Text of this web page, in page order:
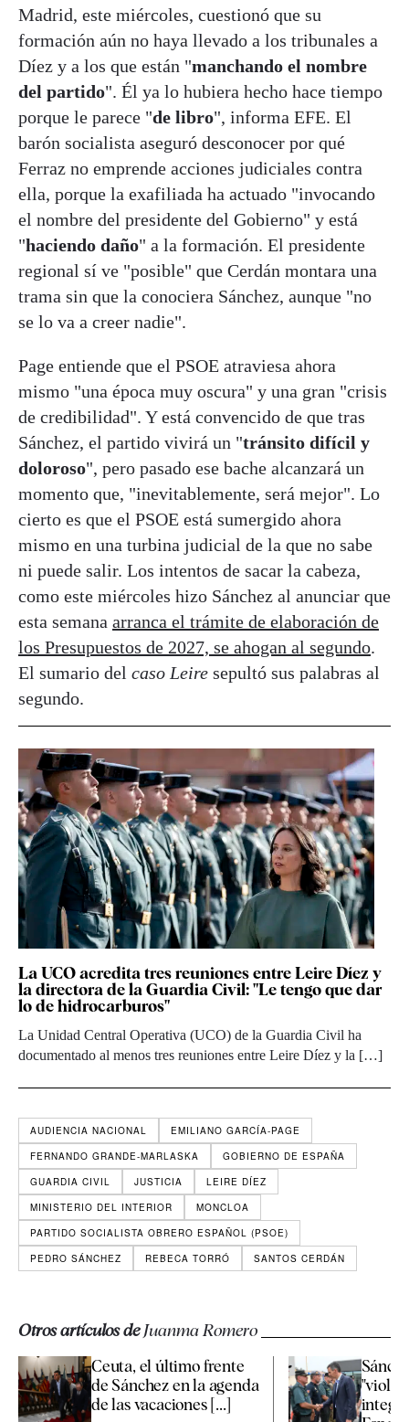
Madrid, este miércoles, cuestionó que su
formación aún no haya llevado a los tribunales a
Díez y a los que están "manchando el nombre
del partido". Él ya lo hubiera hecho hace tiempo
porque le parece "de libro", informa EFE. El
barón socialista aseguró desconocer por qué
Ferraz no emprende acciones judiciales contra
ella, porque la exafiliada ha actuado "invocando
el nombre del presidente del Gobierno" y está
"haciendo daño" a la formación. El presidente
regional sí ve "posible" que Cerdán montara una
trama sin que la conociera Sánchez, aunque "no
se lo va a creer nadie".
Page entiende que el PSOE atraviesa ahora
mismo "una época muy oscura" y una gran "crisis
de credibilidad". Y está convencido de que tras
Sánchez, el partido vivirá un "tránsito difícil y
doloroso", pero pasado ese bache alcanzará un
momento que, "inevitablemente, será mejor". Lo
cierto es que el PSOE está sumergido ahora
mismo en una turbina judicial de la que no sabe
ni puede salir. Los intentos de sacar la cabeza,
como este miércoles hizo Sánchez al anunciar que
esta semana arranca el trámite de elaboración de
los Presupuestos de 2027, se ahogan al segundo.
El sumario del caso Leire sepultó sus palabras al
segundo.
La UCO acredita tres reuniones entre Leire Díez y
la directora de la Guardia Civil: "Le tengo que dar
lo de hidrocarburos"
La Unidad Central Operativa (UCO) de la Guardia Civil ha
documentado al menos tres reuniones entre Leire Díez y la […]
AUDIENCIA NACIONAL
EMILIANO GARCÍA-PAGE
FERNANDO GRANDE-MARLASKA
GOBIERNO DE ESPAÑA
GUARDIA CIVIL
JUSTICIA
LEIRE DÍEZ
MINISTERIO DEL INTERIOR
MONCLOA
PARTIDO SOCIALISTA OBRERO ESPAÑOL (PSOE)
PEDRO SÁNCHEZ
REBECA TORRÓ SANTOS CERDÁN
Otros artículos deJuanma Romero
Ceuta, el último frente
de Sánchez en la agenda
de las vacaciones [...]